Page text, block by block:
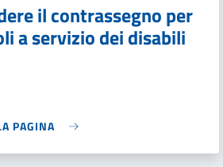
il contrassegno per
a servizio dei disabili
PAGINA